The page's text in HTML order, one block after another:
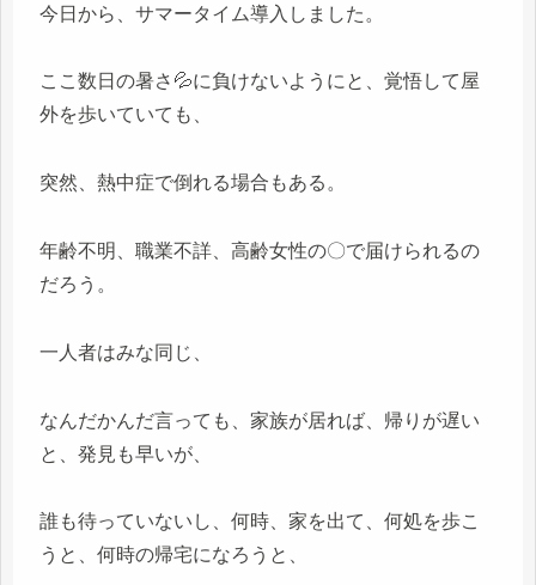
今日から、サマータイム導入しました。
ここ数日の暑さ💦に負けないようにと、覚悟して屋
外を歩いていても、
突然、熱中症で倒れる場合もある。
年齢不明、職業不詳、高齢女性の〇で届けられるの
だろう。
一人者はみな同じ、
なんだかんだ言っても、家族が居れば、帰りが遅い
と、発見も早いが、
誰も待っていないし、何時、家を出て、何処を歩こ
うと、何時の帰宅になろうと、